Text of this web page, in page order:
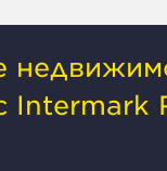
Intermark